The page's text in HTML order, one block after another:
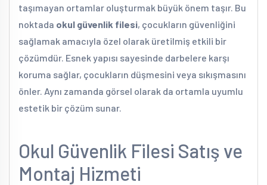
taşımayan ortamlar oluşturmak büyük önem taşır. Bu
noktada okul güvenlik filesi, çocukların güvenliğini
sağlamak amacıyla özel olarak üretilmiş etkili bir
çözümdür. Esnek yapısı sayesinde darbelere karşı
koruma sağlar, çocukların düşmesini veya sıkışmasını
önler. Aynı zamanda görsel olarak da ortamla uyumlu
estetik bir çözüm sunar.
Okul Güvenlik Filesi Satış ve
Montaj Hizmeti